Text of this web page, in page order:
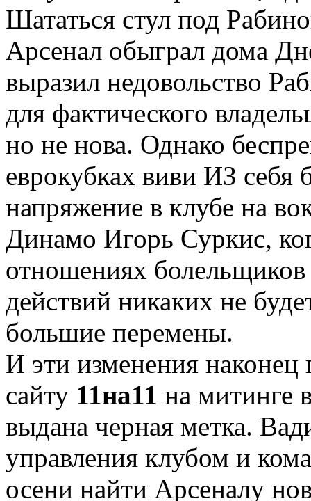
Шататься стул под
Арсенал обыграл дома
выразил недовольство
для фактического
но не нова. Однако
еврокубках виви ИЗ себя
напряжение в клубе на
Динамо Игорь Суркис,
отношениях
действий никаких не
большие перемены.
И эти изменения
сайту 11на11 на митинге
выдана черная метка.
управления клубом и
осени найти Арсеналу